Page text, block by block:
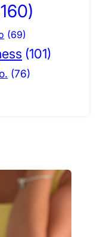
(69)
(101)
(76)